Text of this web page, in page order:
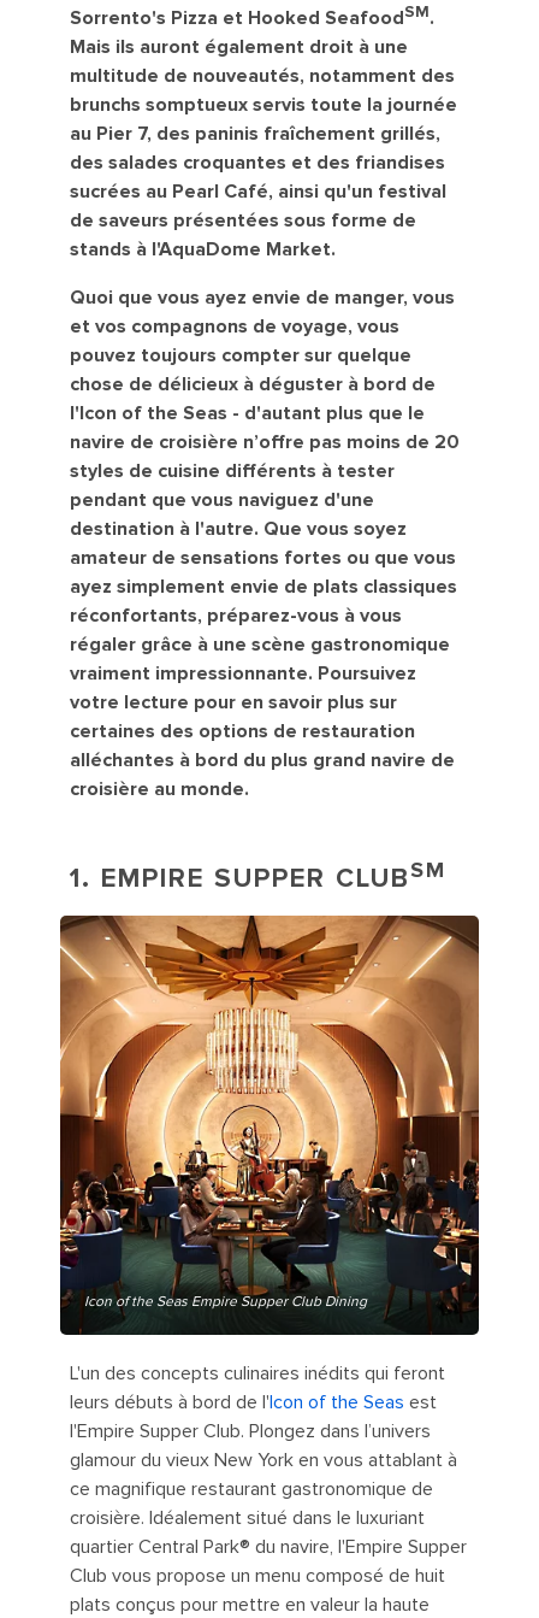
Sorrento's Pizza et Hooked SeafoodSM.
Mais ils auront également droit à une
multitude de nouveautés, notamment des
brunchs somptueux servis toute la journée
au Pier 7, des paninis fraîchement grillés,
des salades croquantes et des friandises
sucrées au Pearl Café, ainsi qu'un festival
de saveurs présentées sous forme de
stands à l'AquaDome Market.
Quoi que vous ayez envie de manger, vous
et vos compagnons de voyage, vous
pouvez toujours compter sur quelque
chose de délicieux à déguster à bord de
l'Icon of the Seas - d'autant plus que le
navire de croisière n’offre pas moins de 20
styles de cuisine différents à tester
pendant que vous naviguez d'une
destination à l'autre. Que vous soyez
amateur de sensations fortes ou que vous
ayez simplement envie de plats classiques
réconfortants, préparez-vous à vous
régaler grâce à une scène gastronomique
vraiment impressionnante. Poursuivez
votre lecture pour en savoir plus sur
certaines des options de restauration
alléchantes à bord du plus grand navire de
croisière au monde.
1. EMPIRE SUPPER CLUBSM
Icon of the Seas Empire Supper Club Dining
L'un des concepts culinaires inédits qui feront
leurs débuts à bord de l'Icon of the Seas est
l'Empire Supper Club. Plongez dans l’univers
glamour du vieux New York en vous attablant à
ce magnifique restaurant gastronomique de
croisière. Idéalement situé dans le luxuriant
quartier Central Park®️ du navire, l'Empire Supper
Club vous propose un menu composé de huit
plats conçus pour mettre en valeur la haute